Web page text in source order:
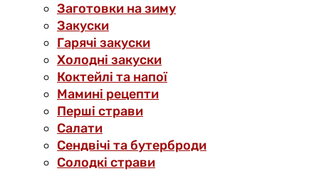
Заготовки на зиму
Закуски
Гарячі закуски
Холодні закуски
Коктейлі та напої
Мамині рецепти
Перші страви
Салати
Сендвічі та бутерброди
Солодкі страви